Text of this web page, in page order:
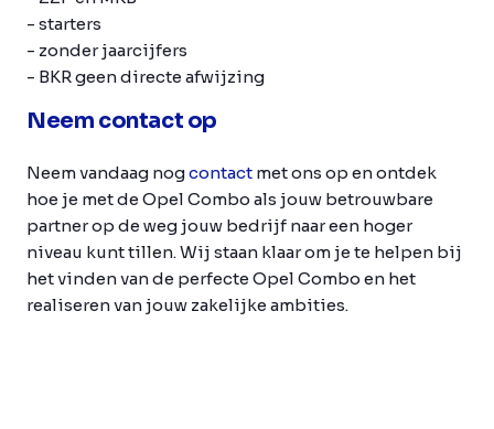
- starters
- zonder jaarcijfers
- BKR geen directe afwijzing
Neem contact op
Neem vandaag nogcontact met ons op en ontdek
hoe je met de Opel Combo als jouw betrouwbare
partner op de weg jouw bedrijf naar een hoger
niveau kunt tillen. Wij staan klaar om je te helpen bij
het vinden van de perfecte Opel Combo en het
realiseren van jouw zakelijke ambities.